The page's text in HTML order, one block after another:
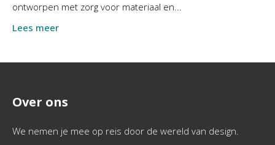
ontworpen met zorg voor materiaal en...
Lees meer
Over ons
We nemen je mee op reis door de wereld van design.